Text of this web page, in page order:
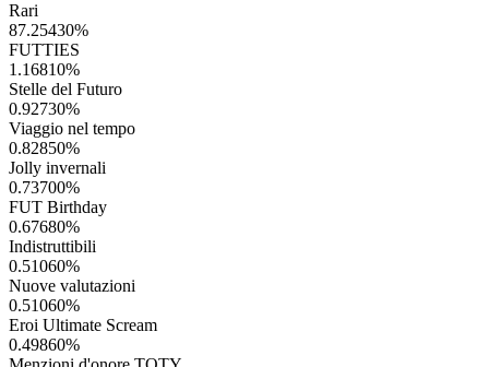
Rari
87.25430%
FUTTIES
1.16810%
Stelle del Futuro
0.92730%
Viaggio nel tempo
0.82850%
Jolly invernali
0.73700%
FUT Birthday
0.67680%
Indistruttibili
0.51060%
Nuove valutazioni
0.51060%
Eroi Ultimate Scream
0.49860%